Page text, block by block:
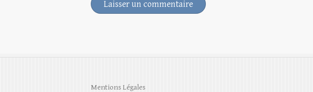
Mentions Légales